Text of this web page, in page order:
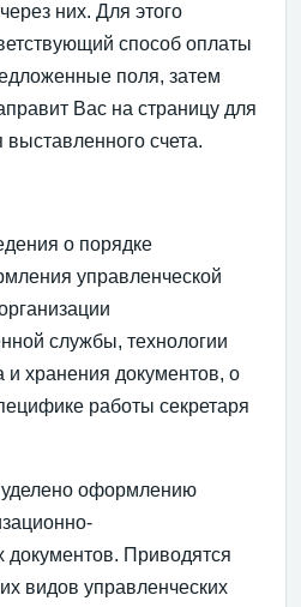
них. Для этого
способ оплаты
поля, затем
Вас на страницу для
счета.
о порядке
управленческой
службы, технологии
и хранения документов, о
работы секретаря
уделено оформлению
документов. Приводятся
видов управленческих